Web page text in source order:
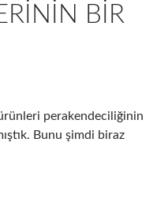
BIR
ürünleri perakendeciliğinin
Bunu şimdi biraz
yapan